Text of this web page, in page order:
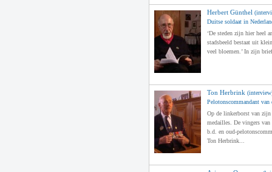
Herbert Günthel
Duitse soldaat in
‘De steden zijn hier heel
stadsbeeld bestaat uit
veel bloemen.’ In zijn
Ton Herbrink
Pelotonscommandant van
Op de linkerborst van
medailles. De vingers
b.d. en oud-
Ton Herbrink...